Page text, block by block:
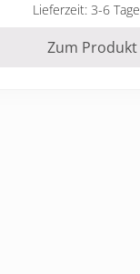
Lieferzeit: 3-6 Tage
Zum Produkt